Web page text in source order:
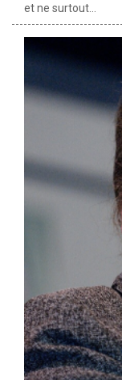
et ne surtout...